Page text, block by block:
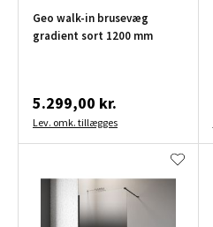
Geo walk-in brusevæg
gradient sort 1200 mm
5.299,00 kr.
Lev. omk. tillægges